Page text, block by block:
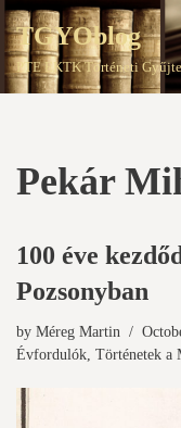
Skip
to
TGYOblog
PTE EKTK Történeti
Pekár
100 éve
Pozsonyban
by Méreg Martin
Évfordulók, Történetek a